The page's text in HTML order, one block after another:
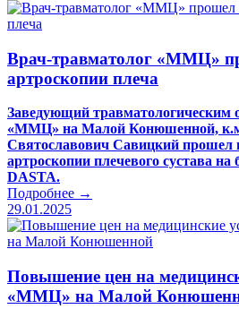
Врач-травматолог «ММЦ»
артроскопии плеча
Заведующий травматологическим
«ММЦ» на Малой Конюшенной,
Святославович Савицкий прошел
артроскопии плечевого сустава на
DASTA.
Подробнее →
29.01.2025
Повышение цен на
«ММЦ» на Малой